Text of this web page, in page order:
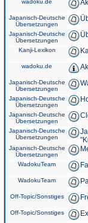
wadoku.de
Japanisch-Deutsche
Übersetzungen
Japanisch-Deutsche
Übersetzungen
Kanji-Lexikon
wadoku.de
Japanisch-Deutsche
Übersetzungen
Japanisch-Deutsche
Übersetzungen
Japanisch-Deutsche
Übersetzungen
Japanisch-Deutsche
Übersetzungen
Japanisch-Deutsche
Übersetzungen
WadokuTeam
WadokuTeam
Off-Topic/Sonstiges
Off-Topic/Sonstiges